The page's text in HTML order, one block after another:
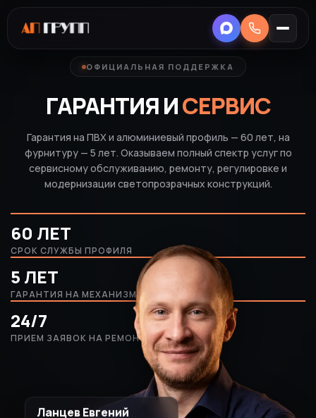
ОФИЦИАЛЬНАЯ ПОДДЕРЖКА
ГАРАНТИЯ ИСЕРВИС
Гарантия на ПВХ и алюминиевый профиль — 60 лет, на
фурнитуру — 5 лет. Оказываем полный спектр услуг по
сервисному обслуживанию, ремонту, регулировке и
модернизации светопрозрачных конструкций.
60 ЛЕТ
СРОК СЛУЖБЫ ПРОФИЛЯ
5 ЛЕТ
ГАРАНТИЯ НА МЕХАНИЗМЫ
24/7
ПРИЕМ ЗАЯВОК НА РЕМОНТ
Ланцев Евгений